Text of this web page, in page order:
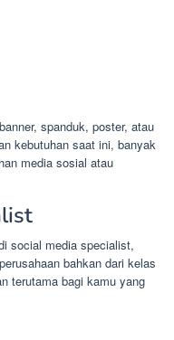
spanduk, poster, atau
kebutuhan saat ini, banyak
media sosial atau
social media specialist,
bahkan dari kelas
terutama bagi kamu yang